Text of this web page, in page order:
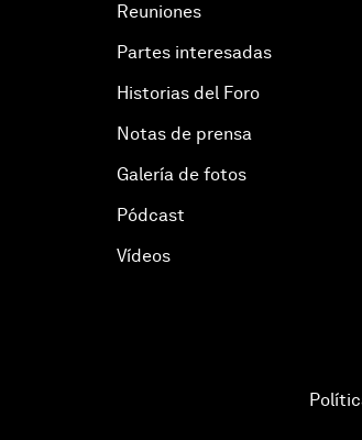
Reuniones
Partes interesadas
Historias del Foro
Notas de prensa
Galería de fotos
Pódcast
Vídeos